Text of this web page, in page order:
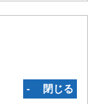
‐ 閉じる